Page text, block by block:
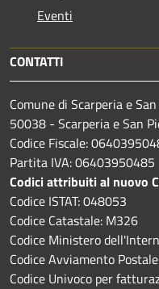
Eventi
CONTATTI
Comune di Scarperia e
50038 - Scarperia e San
Codice Fiscale:
Partita IVA: 06403950485
Codici attribuiti al nuovo
Codice ISTAT: 048053
Codice Catastale: M326
Codice Ministero
Codice Avviamento
Codice Univoco per